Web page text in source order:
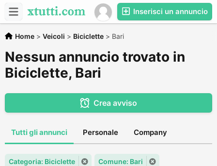
Inserisci un annuncio
Home > Veicoli > Biciclette > Bari
Nessun annuncio trovato in
Biciclette, Bari
Crea avviso
Tutti gli annunci Personale Company
Categoria: Biciclette Comune: Bari